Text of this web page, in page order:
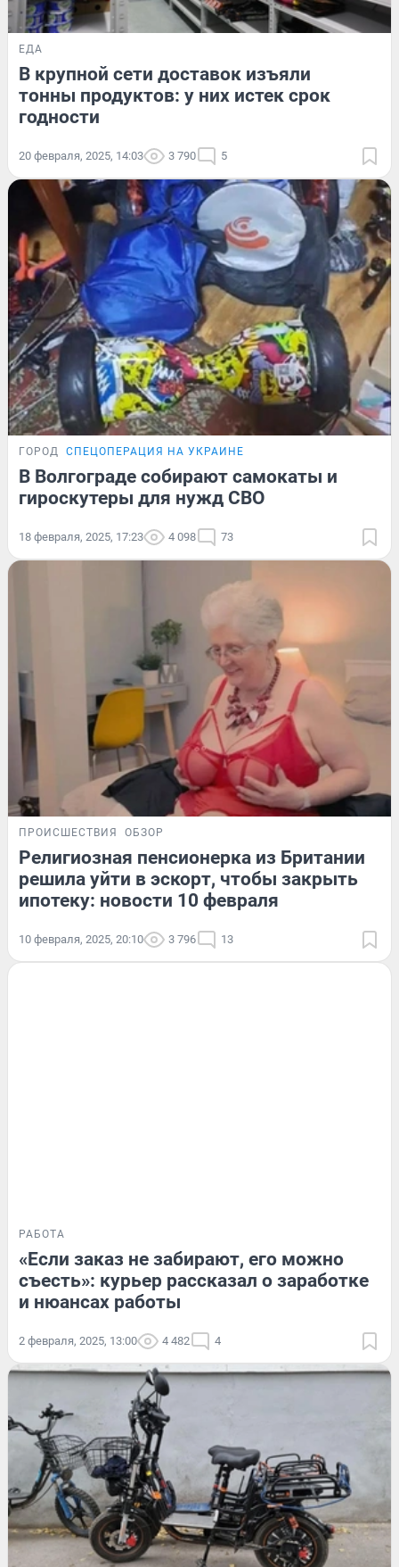
ЕДА
В крупной сети доставок изъяли
тонны продуктов: у них истек срок
годности
20 февраля, 2025, 14:03 3 790 5
ГОРОД СПЕЦОПЕРАЦИЯ НА УКРАИНЕ
В Волгограде собирают самокаты и
гироскутеры для нужд СВО
18 февраля, 2025, 17:23 4 098 73
ПРОИСШЕСТВИЯ ОБЗОР
Религиозная пенсионерка из Британии
решила уйти в эскорт, чтобы закрыть
ипотеку: новости 10 февраля
10 февраля, 2025, 20:10 3 796 13
РАБОТА
«Если заказ не забирают, его можно
съесть»: курьер рассказал о заработке
и нюансах работы
2 февраля, 2025, 13:00 4 482 4